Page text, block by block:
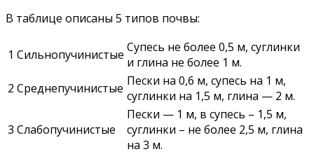
В таблице описаны 5 типов почвы:
1 Сильнопучинистые Супесь не более 0,5 м, суглинки
и глина не более 1 м.
2 Среднепучинистые Пески на 0,6 м, супесь на 1 м,
суглинки на 1,5 м, глина — 2 м.
3 Слабопучинистые
Пески — 1 м, в супесь – 1,5 м,
суглинки – не более 2,5 м, глина
на 3 м.